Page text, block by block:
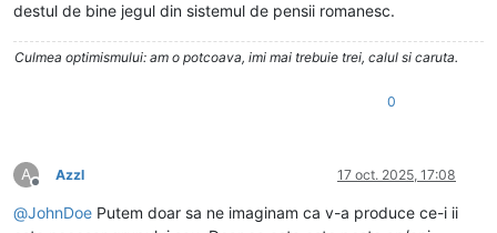
destul de bine jegul din sistemul de pensii romanesc.
Culmea optimismului: am o potcoava, imi mai trebuie trei, calul si caruta.
0
A
Deconectat
Azzl 17 oct. 2025, 17:08
@JohnDoe Putem doar sa ne imaginam ca v-a produce ce-i ii